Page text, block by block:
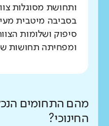
ותחושת מסוגלות
בסביבה מיטבית
סיפוק ושלומות
ומפחיתה תחושות
מהם התחומים
החינוכי?